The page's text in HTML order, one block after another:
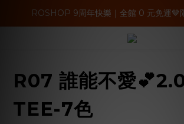
ROSHOP 9周年快樂｜全館 0 元免運🤎
R07 誰能不愛
TEE-7色